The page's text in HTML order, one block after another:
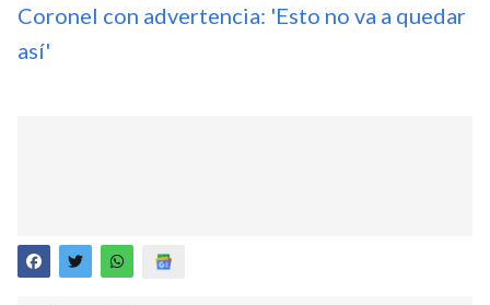
Coronel con advertencia: 'Esto no va a quedar
así'